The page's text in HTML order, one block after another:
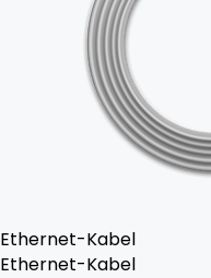
Ethernet-Kabel
Ethernet-Kabel